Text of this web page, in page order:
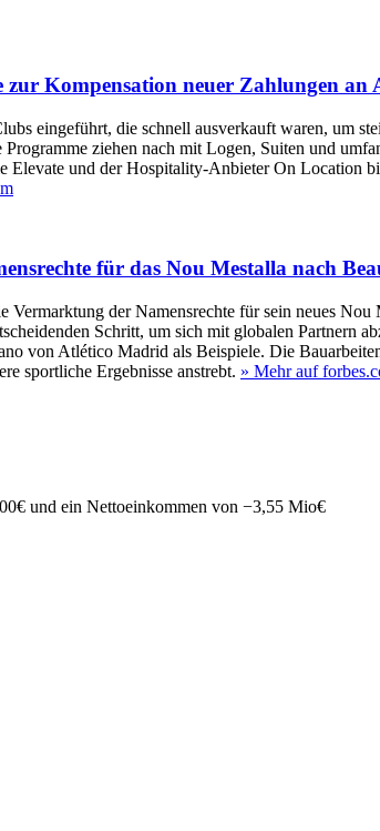
Kompensation neuer Zahlungen an
eingeführt, die schnell ausverkauft waren, um
ziehen nach mit Logen, Suiten und
Elevate und der Hospitality-Anbieter On Location
für das Nou Mestalla nach
der Namensrechte für sein neues
Schritt, um sich mit globalen Partnern
von Atlético Madrid als Beispiele. Die
sportliche Ergebnisse anstrebt. » Mehr auf
€ und ein Nettoeinkommen von −3,55 Mio€